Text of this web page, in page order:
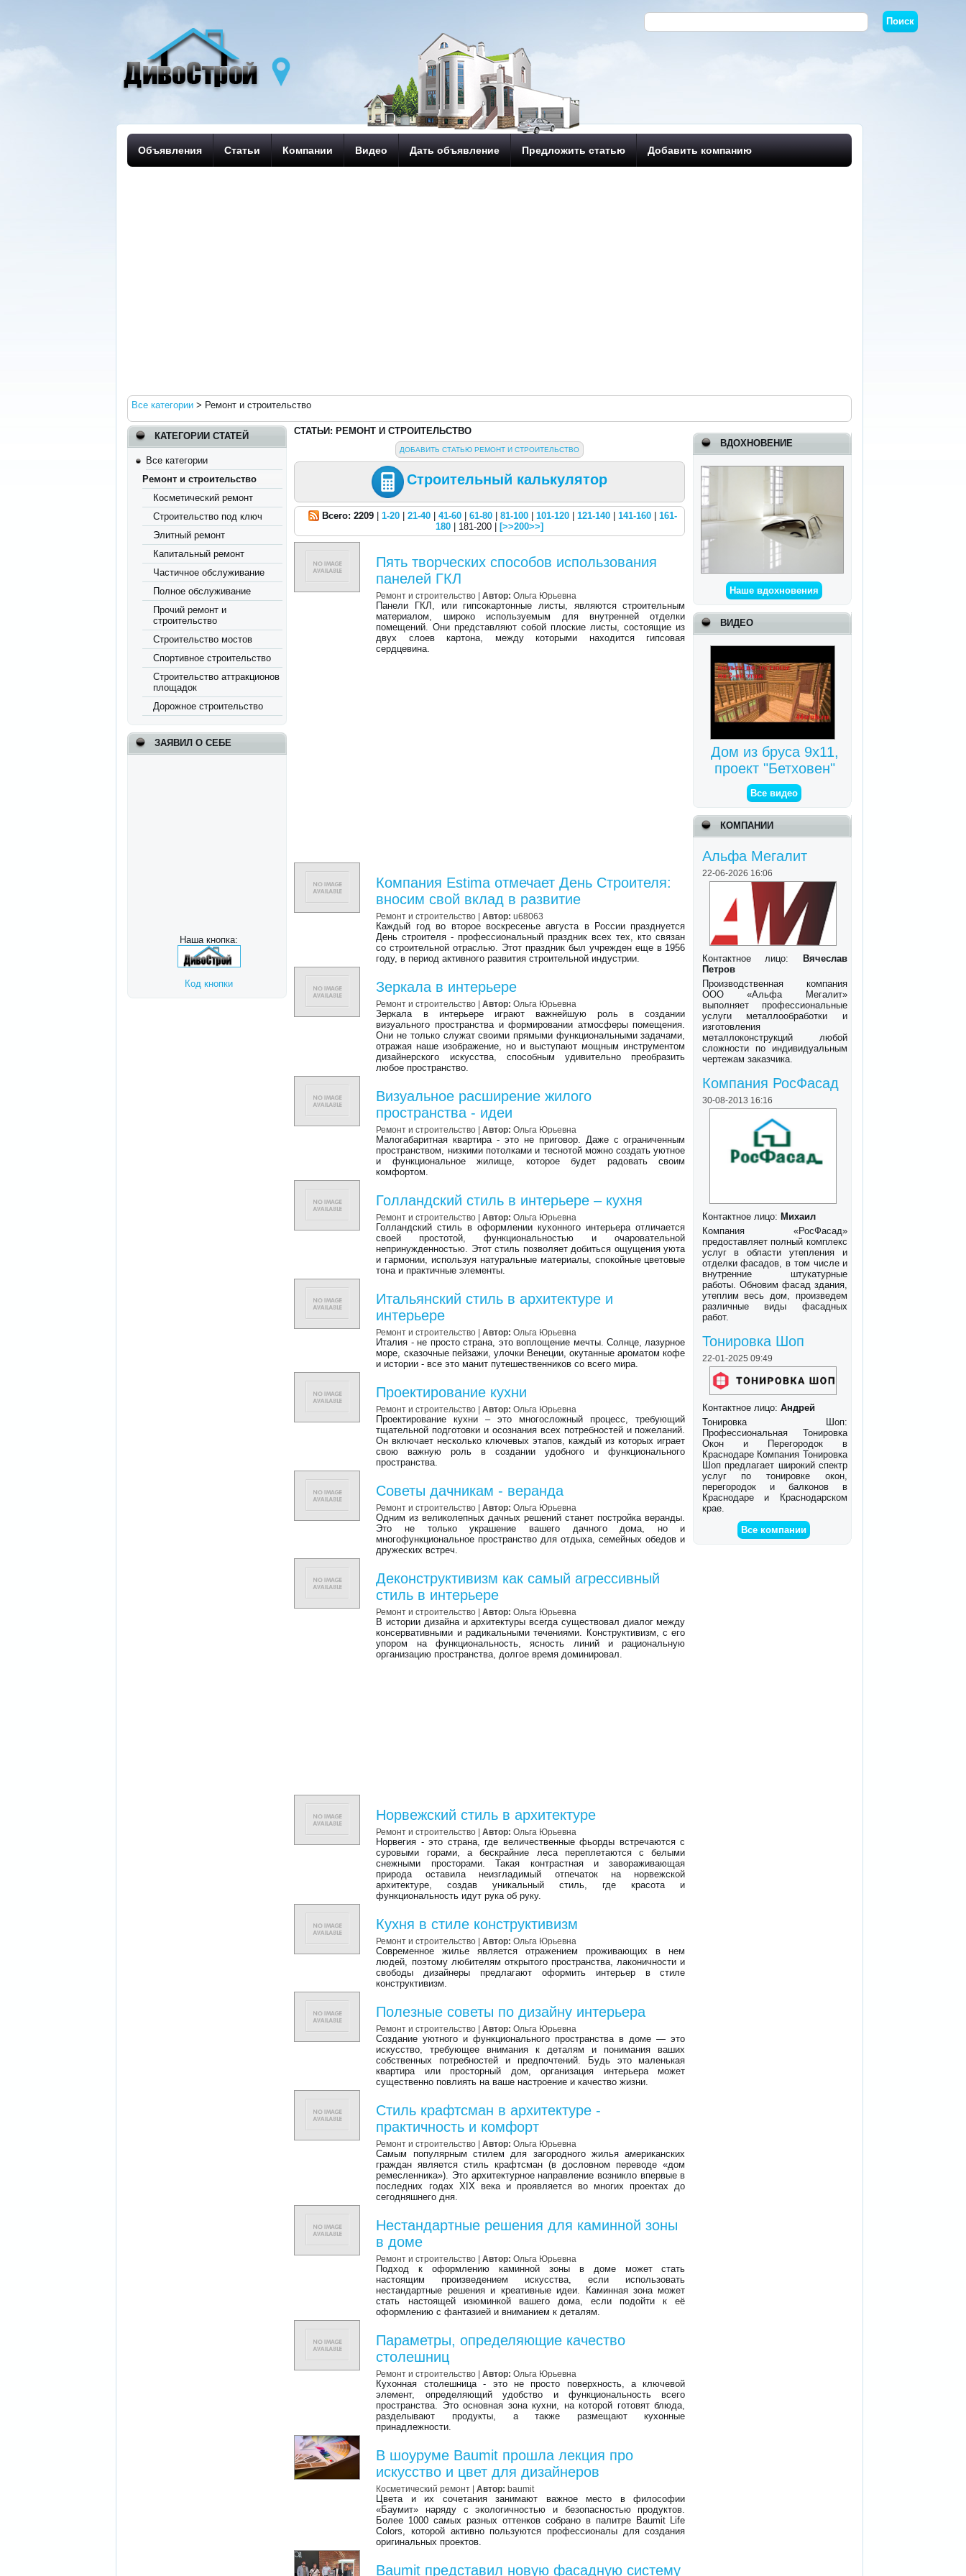
Объявления Статьи Компании Видео Дать объявление Предложить статью Добавить компанию
Все категории > Ремонт и строительство
КАТЕГОРИИ СТАТЕЙ
Все категории
Ремонт и строительство
Косметический ремонт
Строительство под ключ
Элитный ремонт
Капитальный ремонт
Частичное обслуживание
Полное обслуживание
Прочий ремонт и
строительство
Строительство мостов
Спортивное строительство
Строительство аттракционов
площадок
Дорожное строительство
ЗАЯВИЛ О СЕБЕ
Наша кнопка:
Код кнопки
ВДОХНОВЕНИЕ
Наше вдохновения
ВИДЕО
Дом из бруса 9х11,
проект "Бетховен"
Все видео
КОМПАНИИ
Альфа Мегалит
22-06-2026 16:06
Контактное лицо:
Вячеслав
Петров
Производственная компания
ООО «Альфа Мегалит»
выполняет профессиональные
услуги металлообработки и
изготовления
металлоконструкций любой
сложности по индивидуальным
чертежам заказчика.
Компания РосФасад
30-08-2013 16:16
Контактное лицо: Михаил
Компания «РосФасад»
предоставляет полный комплекс
услуг в области утепления и
отделки фасадов, в том числе и
внутренние штукатурные
работы. Обновим фасад здания,
утеплим весь дом, произведем
различные виды фасадных
работ.
Тонировка Шоп
22-01-2025 09:49
Контактное лицо: Андрей
Тонировка Шоп:
Профессиональная Тонировка
Окон и Перегородок в
Краснодаре Компания Тонировка
Шоп предлагает широкий спектр
услуг по тонировке окон,
перегородок и балконов в
Краснодаре и Краснодарском
крае.
Все компании
СТАТЬИ: РЕМОНТ И СТРОИТЕЛЬСТВО
ДОБАВИТЬ СТАТЬЮ РЕМОНТ И СТРОИТЕЛЬСТВО
Строительный калькулятор
Всего: 2209| 1-20| 21-40| 41-60| 61-80| 81-100| 101-120| 121-140| 141-160| 161-
180 | 181-200 | [>>200>>]
Пять творческих способов использования
панелей ГКЛ
Ремонт и строительство |Автор: Ольга Юрьевна
Панели ГКЛ, или гипсокартонные листы, являются строительным
материалом, широко используемым для внутренней отделки
помещений. Они представляют собой плоские листы, состоящие из
двух слоев картона, между которыми находится гипсовая
сердцевина.
Компания Estima отмечает День Строителя:
вносим свой вклад в развитие
Ремонт и строительство |Автор: u68063
Каждый год во второе воскресенье августа в России празднуется
День строителя - профессиональный праздник всех тех, кто связан
со строительной отраслью. Этот праздник был учрежден еще в 1956
году, в период активного развития строительной индустрии.
Зеркала в интерьере
Ремонт и строительство |Автор: Ольга Юрьевна
Зеркала в интерьере играют важнейшую роль в создании
визуального пространства и формировании атмосферы помещения.
Они не только служат своими прямыми функциональными задачами,
отражая наше изображение, но и выступают мощным инструментом
дизайнерского искусства, способным удивительно преобразить
любое пространство.
Визуальное расширение жилого
пространства - идеи
Ремонт и строительство |Автор: Ольга Юрьевна
Малогабаритная квартира - это не приговор. Даже с ограниченным
пространством, низкими потолками и теснотой можно создать уютное
и функциональное жилище, которое будет радовать своим
комфортом.
Голландский стиль в интерьере – кухня
Ремонт и строительство |Автор: Ольга Юрьевна
Голландский стиль в оформлении кухонного интерьера отличается
своей простотой, функциональностью и очаровательной
непринужденностью. Этот стиль позволяет добиться ощущения уюта
и гармонии, используя натуральные материалы, спокойные цветовые
тона и практичные элементы.
Итальянский стиль в архитектуре и
интерьере
Ремонт и строительство |Автор: Ольга Юрьевна
Италия - не просто страна, это воплощение мечты. Солнце, лазурное
море, сказочные пейзажи, улочки Венеции, окутанные ароматом кофе
и истории - все это манит путешественников со всего мира.
Проектирование кухни
Ремонт и строительство |Автор: Ольга Юрьевна
Проектирование кухни – это многосложный процесс, требующий
тщательной подготовки и осознания всех потребностей и пожеланий.
Он включает несколько ключевых этапов, каждый из которых играет
свою важную роль в создании удобного и функционального
пространства.
Советы дачникам - веранда
Ремонт и строительство |Автор: Ольга Юрьевна
Одним из великолепных дачных решений станет постройка веранды.
Это не только украшение вашего дачного дома, но и
многофункциональное пространство для отдыха, семейных обедов и
дружеских встреч.
Деконструктивизм как самый агрессивный
стиль в интерьере
Ремонт и строительство |Автор: Ольга Юрьевна
В истории дизайна и архитектуры всегда существовал диалог между
консервативными и радикальными течениями. Конструктивизм, с его
упором на функциональность, ясность линий и рациональную
организацию пространства, долгое время доминировал.
Норвежский стиль в архитектуре
Ремонт и строительство |Автор: Ольга Юрьевна
Норвегия - это страна, где величественные фьорды встречаются с
суровыми горами, а бескрайние леса переплетаются с белыми
снежными просторами. Такая контрастная и завораживающая
природа оставила неизгладимый отпечаток на норвежской
архитектуре, создав уникальный стиль, где красота и
функциональность идут рука об руку.
Кухня в стиле конструктивизм
Ремонт и строительство |Автор: Ольга Юрьевна
Современное жилье является отражением проживающих в нем
людей, поэтому любителям открытого пространства, лаконичности и
свободы дизайнеры предлагают оформить интерьер в стиле
конструктивизм.
Полезные советы по дизайну интерьера
Ремонт и строительство |Автор: Ольга Юрьевна
Создание уютного и функционального пространства в доме — это
искусство, требующее внимания к деталям и понимания ваших
собственных потребностей и предпочтений. Будь это маленькая
квартира или просторный дом, организация интерьера может
существенно повлиять на ваше настроение и качество жизни.
Стиль крафтсман в архитектуре -
практичность и комфорт
Ремонт и строительство |Автор: Ольга Юрьевна
Самым популярным стилем для загородного жилья американских
граждан является стиль крафтсман (в дословном переводе «дом
ремесленника»). Это архитектурное направление возникло впервые в
последних годах XIX века и проявляется во многих проектах до
сегодняшнего дня.
Нестандартные решения для каминной зоны
в доме
Ремонт и строительство |Автор: Ольга Юрьевна
Подход к оформлению каминной зоны в доме может стать
настоящим произведением искусства, если использовать
нестандартные решения и креативные идеи. Каминная зона может
стать настоящей изюминкой вашего дома, если подойти к её
оформлению с фантазией и вниманием к деталям.
Параметры, определяющие качество
столешниц
Ремонт и строительство |Автор: Ольга Юрьевна
Кухонная столешница - это не просто поверхность, а ключевой
элемент, определяющий удобство и функциональность всего
пространства. Это основная зона кухни, на которой готовят блюда,
разделывают продукты, а также размещают кухонные
принадлежности.
В шоуруме Baumit прошла лекция про
искусство и цвет для дизайнеров
Косметический ремонт |Автор: baumit
Цвета и их сочетания занимают важное место в философии
«Баумит» наряду с экологичностью и безопасностью продуктов.
Более 1000 самых разных оттенков собрано в палитре Baumit Life
Colors, которой активно пользуются профессионалы для создания
оригинальных проектов.
Baumit представил новую фасадную систему